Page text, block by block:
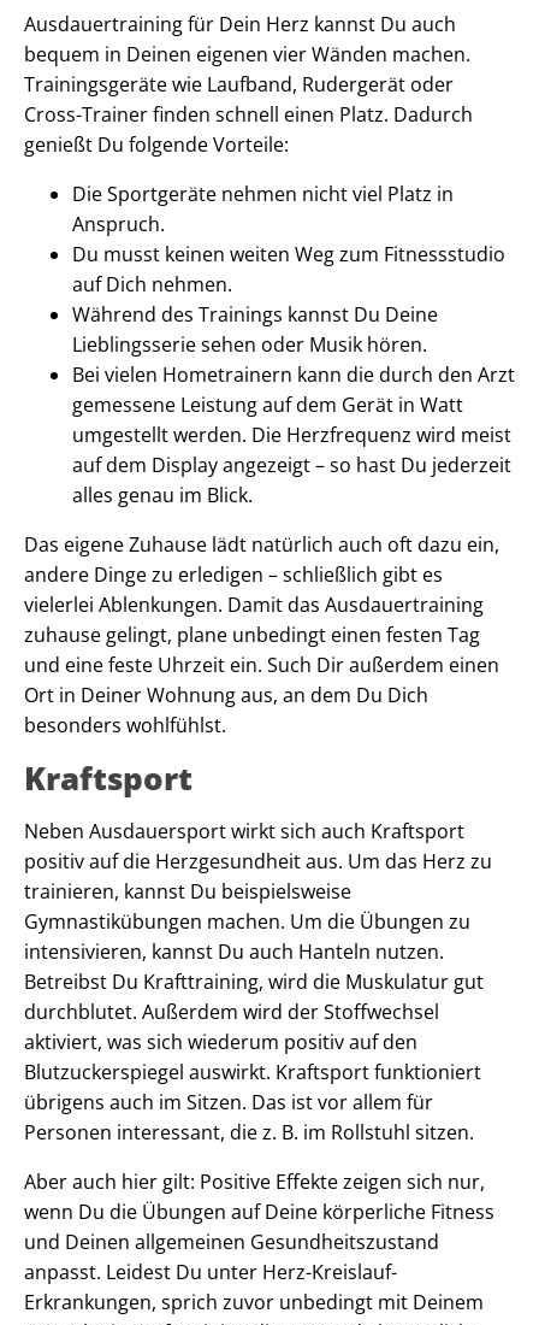
Ausdauertraining für Dein Herz kannst Du auch
bequem in Deinen eigenen vier Wänden machen.
Trainingsgeräte wie Laufband, Rudergerät oder
Cross-Trainer finden schnell einen Platz. Dadurch
genießt Du folgende Vorteile:
Die Sportgeräte nehmen nicht viel Platz in
Anspruch.
Du musst keinen weiten Weg zum Fitnessstudio
auf Dich nehmen.
Während des Trainings kannst Du Deine
Lieblingsserie sehen oder Musik hören.
Bei vielen Hometrainern kann die durch den Arzt
gemessene Leistung auf dem Gerät in Watt
umgestellt werden. Die Herzfrequenz wird meist
auf dem Display angezeigt – so hast Du jederzeit
alles genau im Blick.
Das eigene Zuhause lädt natürlich auch oft dazu ein,
andere Dinge zu erledigen – schließlich gibt es
vielerlei Ablenkungen. Damit das Ausdauertraining
zuhause gelingt, plane unbedingt einen festen Tag
und eine feste Uhrzeit ein. Such Dir außerdem einen
Ort in Deiner Wohnung aus, an dem Du Dich
besonders wohlfühlst.
Kraftsport
Neben Ausdauersport wirkt sich auch Kraftsport
positiv auf die Herzgesundheit aus. Um das Herz zu
trainieren, kannst Du beispielsweise
Gymnastikübungen machen. Um die Übungen zu
intensivieren, kannst Du auch Hanteln nutzen.
Betreibst Du Krafttraining, wird die Muskulatur gut
durchblutet. Außerdem wird der Stoffwechsel
aktiviert, was sich wiederum positiv auf den
Blutzuckerspiegel auswirkt. Kraftsport funktioniert
übrigens auch im Sitzen. Das ist vor allem für
Personen interessant, die z. B. im Rollstuhl sitzen.
Aber auch hier gilt: Positive Effekte zeigen sich nur,
wenn Du die Übungen auf Deine körperliche Fitness
und Deinen allgemeinen Gesundheitszustand
anpasst. Leidest Du unter Herz-Kreislauf-
Erkrankungen, sprich zuvor unbedingt mit Deinem